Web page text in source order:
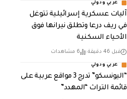
عربي ودولي
آليات عسكرية إسرائيلية تتوغل
في ريف درعا وتطلق نيرانها فوق
الأحياء السكنية
قبل 46 دقيقة 6 مشاهدات
عربي ودولي
“اليونسكو” تدرج 3 مواقع عربية على
قائمة التراث “المهدد”